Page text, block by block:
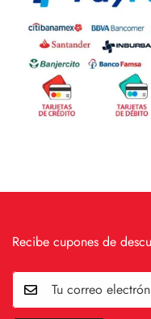
Recibe cupones de